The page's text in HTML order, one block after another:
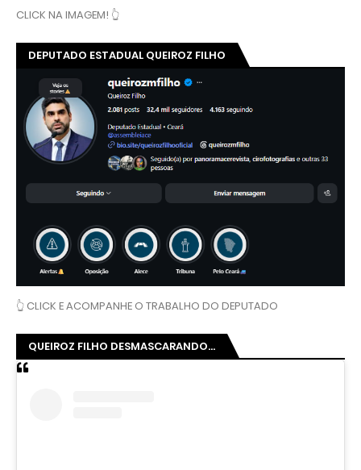
CLICK NA IMAGEM! 👆
DEPUTADO ESTADUAL QUEIROZ FILHO
👆 CLICK E ACOMPANHE O TRABALHO DO DEPUTADO
QUEIROZ FILHO DESMASCARANDO...